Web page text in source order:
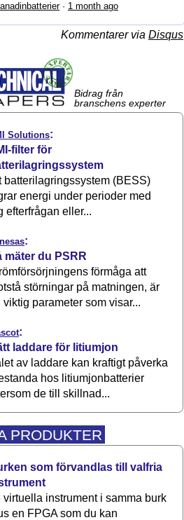
· 1 month ago
Kommentarer via Disqus
Bidrag från
branschens experter
Solutions:
filter för
batterilagringssystem (BESS)
energi under perioder med
efterfrågan eller...
:
mäter du PSRR
förmåga att
störningar på matningen, är
viktig parameter som visar...
:
laddare för litiumjon
av laddare kan kraftigt påverka
hos litiumjonbatterier
de till skillnad...
PRODUKTER
som förvandlas till valfria
virtuella instrument i samma burk
en FPGA som du kan